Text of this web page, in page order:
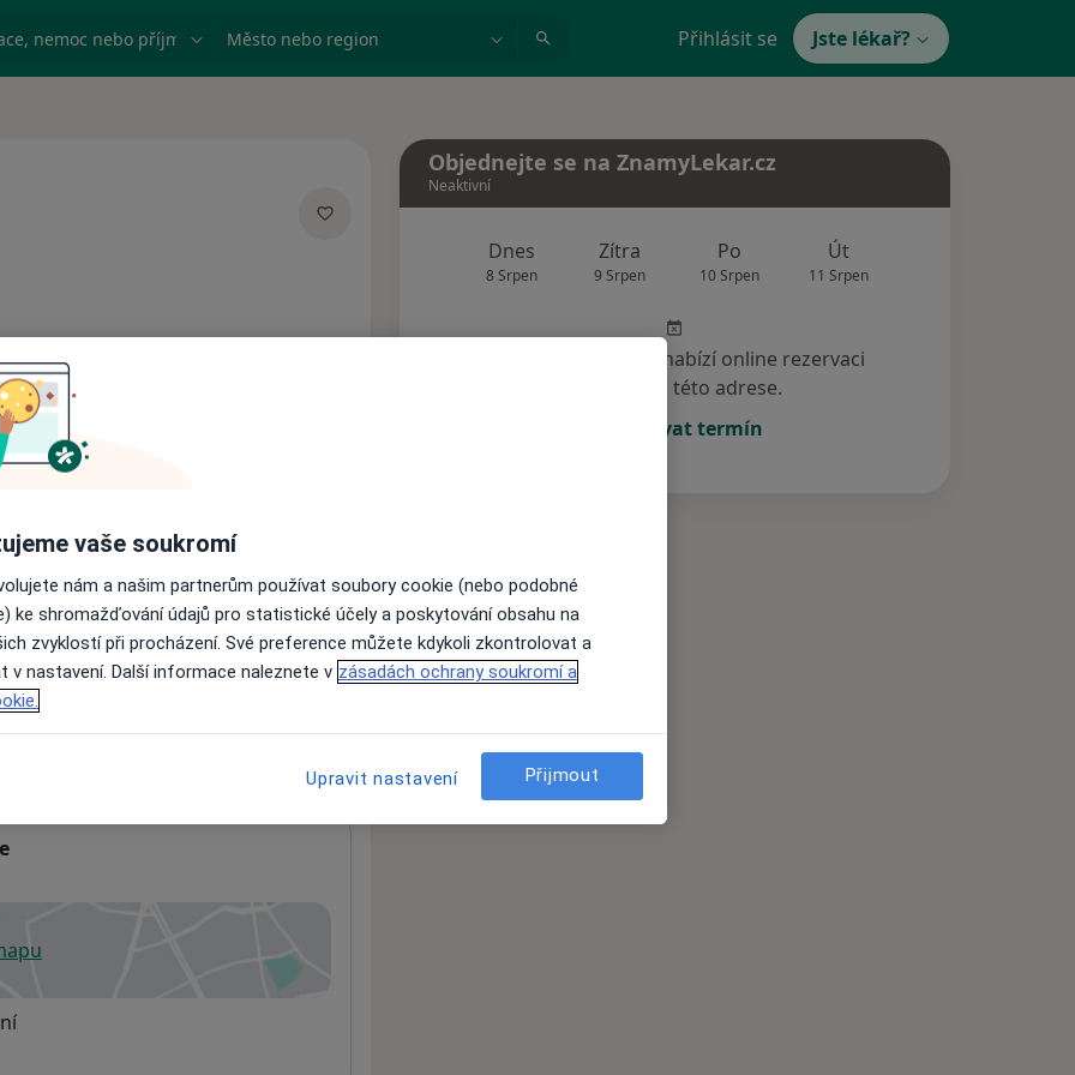
nemoc nebo příjmení Město nebo region Přihlásit se Jste lékař?
nejsou k dispozici
informace o svých službách.
v nové záložce
Objednejte se na ZnamyLekar.cz
Neaktivní
Dnes
8 Srpen
Zítra
9 Srpen
Po
10 Srpen
Út
11 Srpen
Tento specialista nenabízí online rezervaci
termínu na této adrese.
Rezervovat termín
vaše soukromí
nám a našim partnerům používat soubory cookie (nebo podobné
ke shromažďování údajů pro statistické účely a poskytování obsahu na
zvyklostí při procházení. Své preference můžete kdykoli zkontrolovat a
v nastavení. Další informace naleznete v zásadách ochrany soukromí a
Upravit nastavení Přijmout